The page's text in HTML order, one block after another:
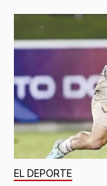
EL DEPORTE